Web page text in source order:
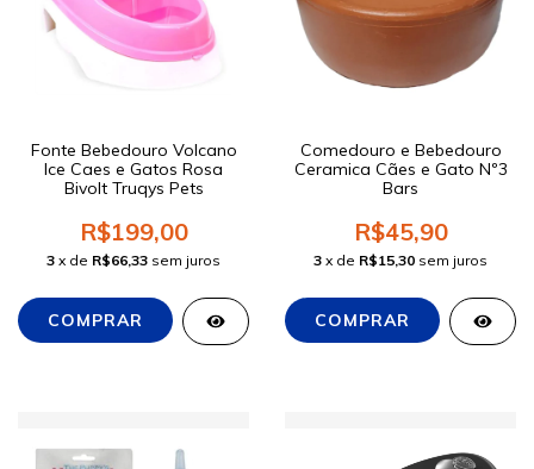
Fonte Bebedouro Volcano
Ice Caes e Gatos Rosa
Bivolt Truqys Pets
R$199,00
3 x de R$66,33 sem juros
Comedouro e Bebedouro
Ceramica Cães e Gato Nº3
Bars
R$45,90
3 x de R$15,30 sem juros